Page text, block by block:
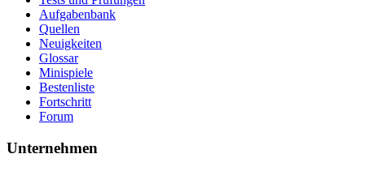
Aufgabenbank
Quellen
Neuigkeiten
Glossar
Minispiele
Bestenliste
Fortschritt
Forum
Unternehmen